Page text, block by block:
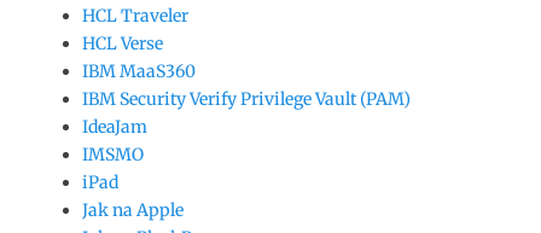
HCL Traveler
HCL Verse
IBM MaaS360
IBM Security Verify Privilege Vault (PAM)
IdeaJam
IMSMO
iPad
Jak na Apple